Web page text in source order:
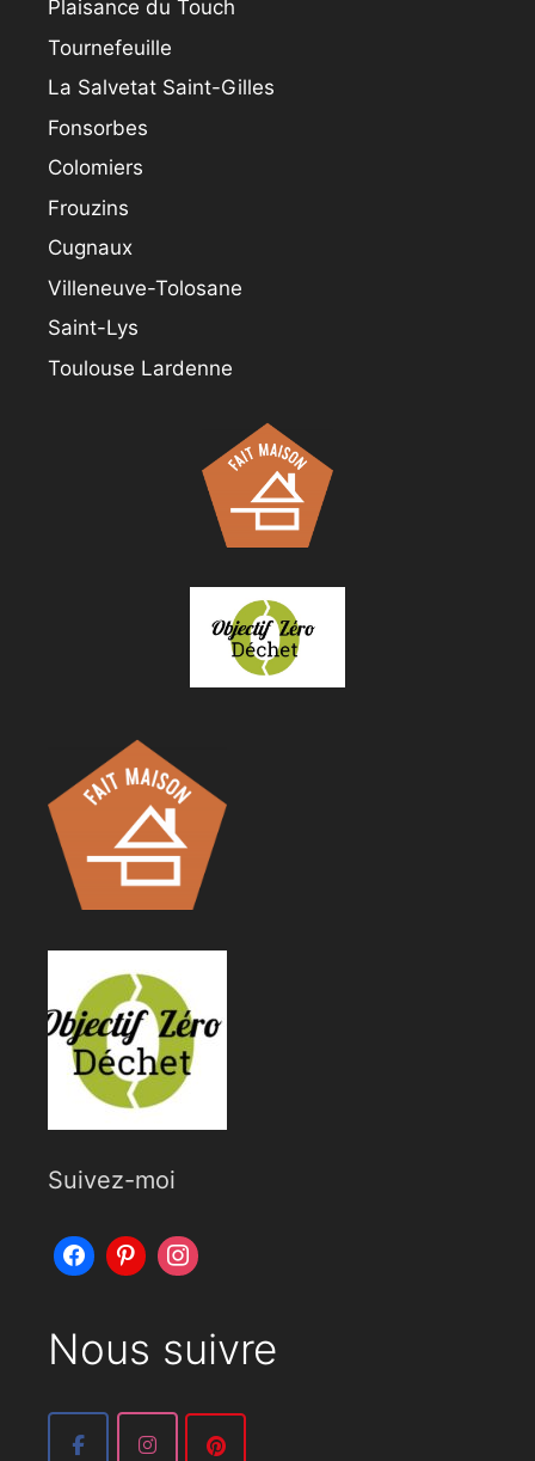
Plaisance du Touch
Tournefeuille
La Salvetat Saint-Gilles
Fonsorbes
Colomiers
Frouzins
Cugnaux
Villeneuve-Tolosane
Saint-Lys
Toulouse Lardenne
Suivez-moi
Nous suivre